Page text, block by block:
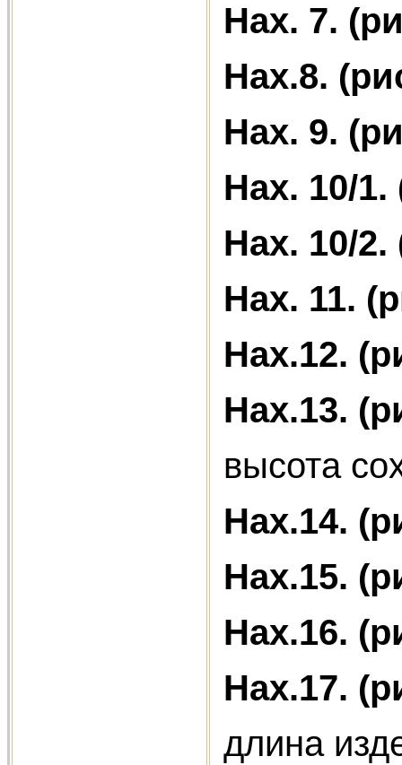
Нах. 7.
Нах.8.
Нах. 9.
Нах. 10/
Нах. 10/
Нах. 11.
Нах.12.
Нах.13.
высота
Нах.14.
Нах.15.
Нах.16.
Нах.17.
длина